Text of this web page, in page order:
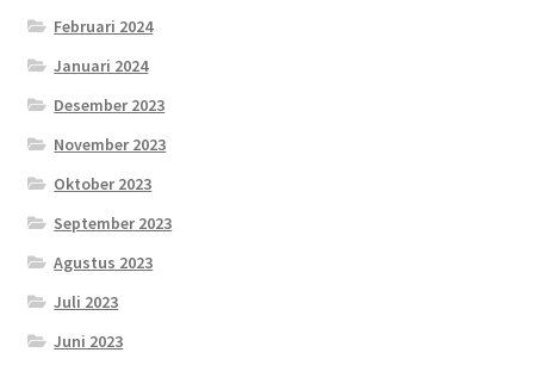
Februari 2024
Januari 2024
Desember 2023
November 2023
Oktober 2023
September 2023
Agustus 2023
Juli 2023
Juni 2023